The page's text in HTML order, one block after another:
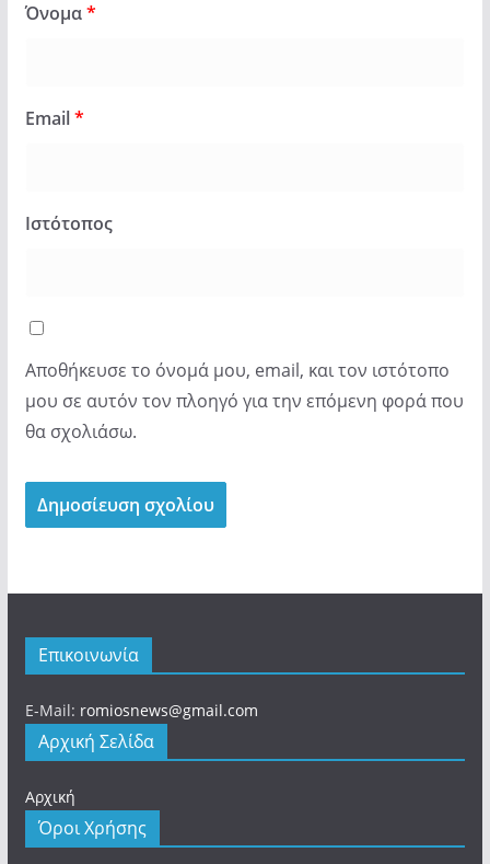
Όνομα*
Email*
Ιστότοπος
Αποθήκευσε το όνομά μου, email, και τον ιστότοπο
μου σε αυτόν τον πλοηγό για την επόμενη φορά που
θα σχολιάσω.
Επικοινωνία
E-Mail: romiosnews@gmail.com
Αρχική Σελίδα
Αρχική
Όροι Χρήσης